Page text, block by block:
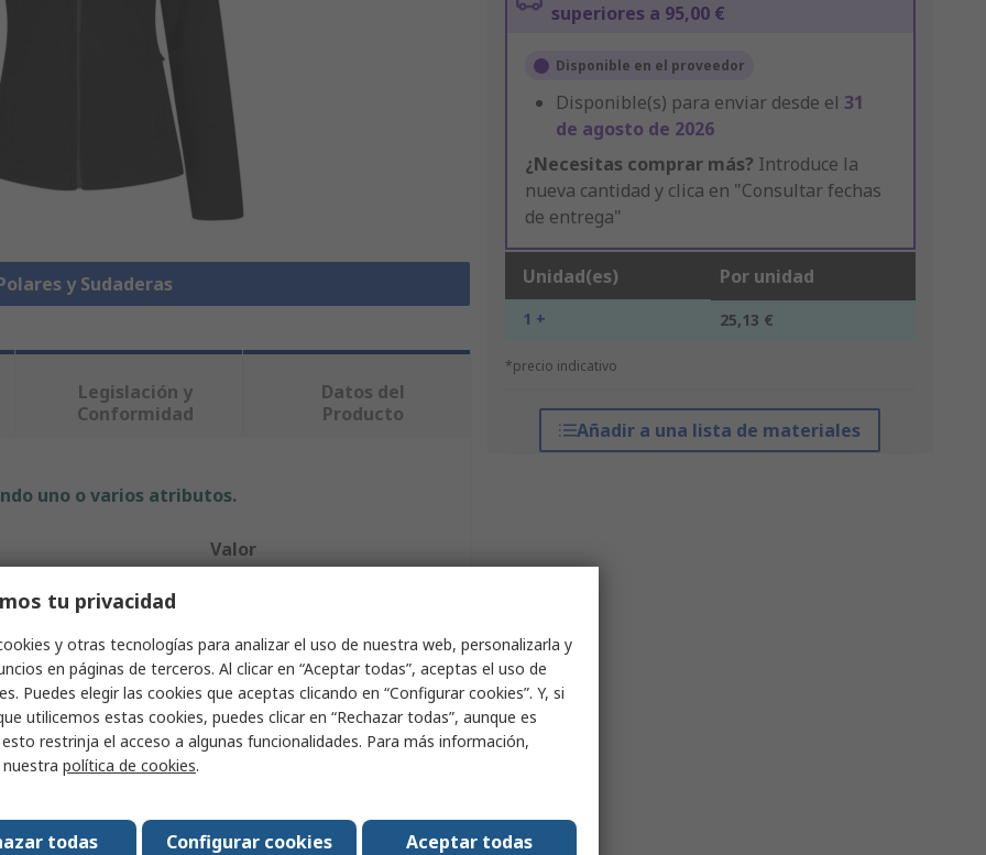
y Sudaderas
superiores a 95,00 €
Disponible en el proveedor
Disponible(s) para enviar desde el 31
de agosto de 2026
¿Necesitas comprar más? Introduce la
nueva cantidad y clica en "Consultar fechas
de entrega"
Unidad(es) Por unidad
1 + 25,13 €
*precio indicativo
Añadir a una lista de materiales
Legislación y
Conformidad
Datos del
Producto
uno o varios atributos.
Valor
Vellón
Mujer
44
Poliéster reciclado
tu privacidad
y otras tecnologías para analizar el uso de nuestra web, personalizarla y
en páginas de terceros. Al clicar en “Aceptar todas”, aceptas el uso de
Puedes elegir las cookies que aceptas clicando en “Configurar cookies”. Y, si
utilicemos estas cookies, puedes clicar en “Rechazar todas”, aunque es
restrinja el acceso a algunas funcionalidades. Para más información,
política de cookies.
Aceptar todas
Configurar cookies
todas